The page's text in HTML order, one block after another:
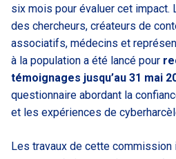
six mois pour évaluer cet impact.
des chercheurs, créateurs de
associatifs, médecins et
à la population a été lancé pour
témoignages jusqu’au 31 mai
questionnaire abordant la
et les expériences de
Les travaux de cette commission